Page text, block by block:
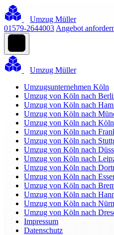
Umzug Müller
01579-2644003 Angebot
Umzug Müller
Umzugsunternehmen Köln
Umzug von Köln nach
Umzug von Köln nach
Umzug von Köln nach
Umzug von Köln nach Köln
Umzug von Köln nach
Umzug von Köln nach
Umzug von Köln nach
Umzug von Köln nach
Umzug von Köln nach
Umzug von Köln nach
Umzug von Köln nach
Umzug von Köln nach
Umzug von Köln nach
Umzug von Köln nach
Impressum
Datenschutz